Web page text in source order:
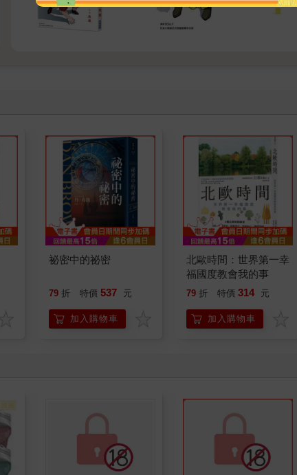
祕密中的祕密
79 折 特價 537 元
加入購物車
北歐時間：世界第一幸
福國度教會我的事
79 折 特價 314 元
加入購物車